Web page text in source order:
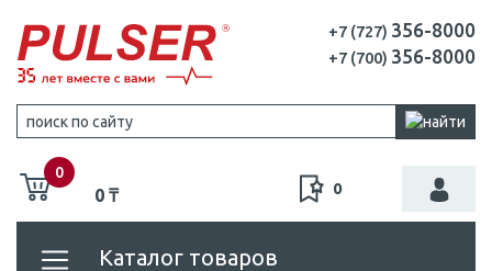
+7 (727) 356-8000
+7 (700) 356-8000
0
0 ₸ 0
Каталог товаров